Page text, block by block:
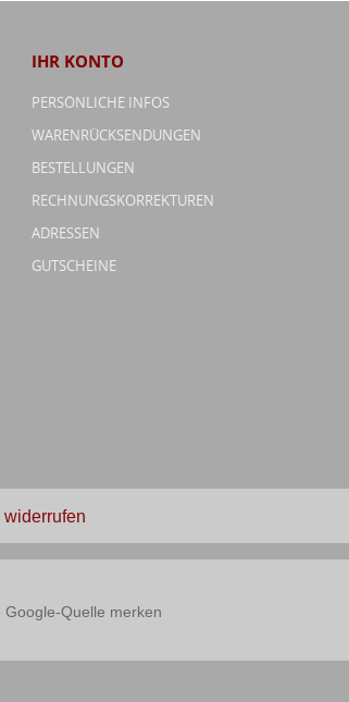
IHR KONTO
PERSÖNLICHE INFOS
WARENRÜCKSENDUNGEN
BESTELLUNGEN
RECHNUNGSKORREKTUREN
ADRESSEN
GUTSCHEINE
widerrufen
Google-Quelle merken